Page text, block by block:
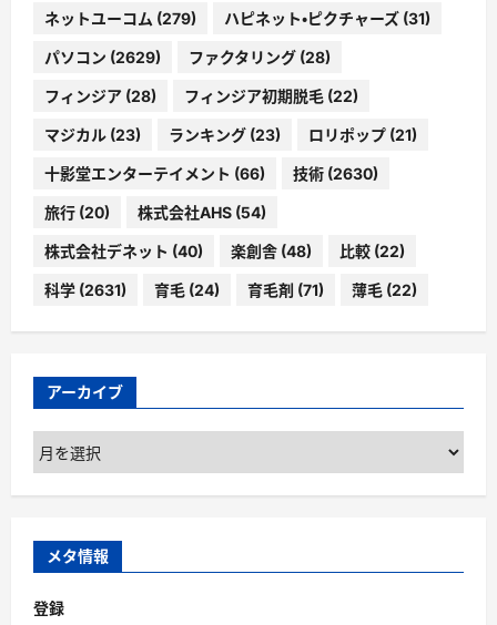
ネットユーコム (279) ハピネット・ピクチャーズ (31)
パソコン (2629) ファクタリング (28)
フィンジア (28) フィンジア初期脱毛 (22)
マジカル (23) ランキング (23) ロリポップ (21)
十影堂エンターテイメント (66) 技術 (2630)
旅行 (20) 株式会社AHS (54)
株式会社デネット (40) 楽創舎 (48) 比較 (22)
科学 (2631) 育毛 (24) 育毛剤 (71) 薄毛 (22)
アーカイブ
ア
ー
カ
ブ
メタ情報
登録